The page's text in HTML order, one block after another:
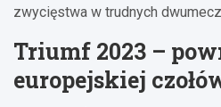
zwycięstwa w trudnych
Triumf 2023 –
europejskiej